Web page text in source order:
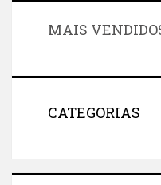
MAIS
CATEGORIAS